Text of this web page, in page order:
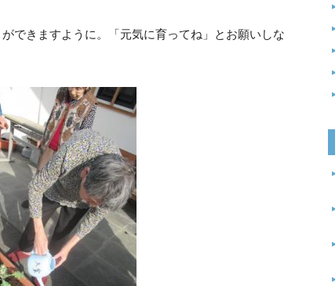
できますように。「元気に育ってね」とお願いしな